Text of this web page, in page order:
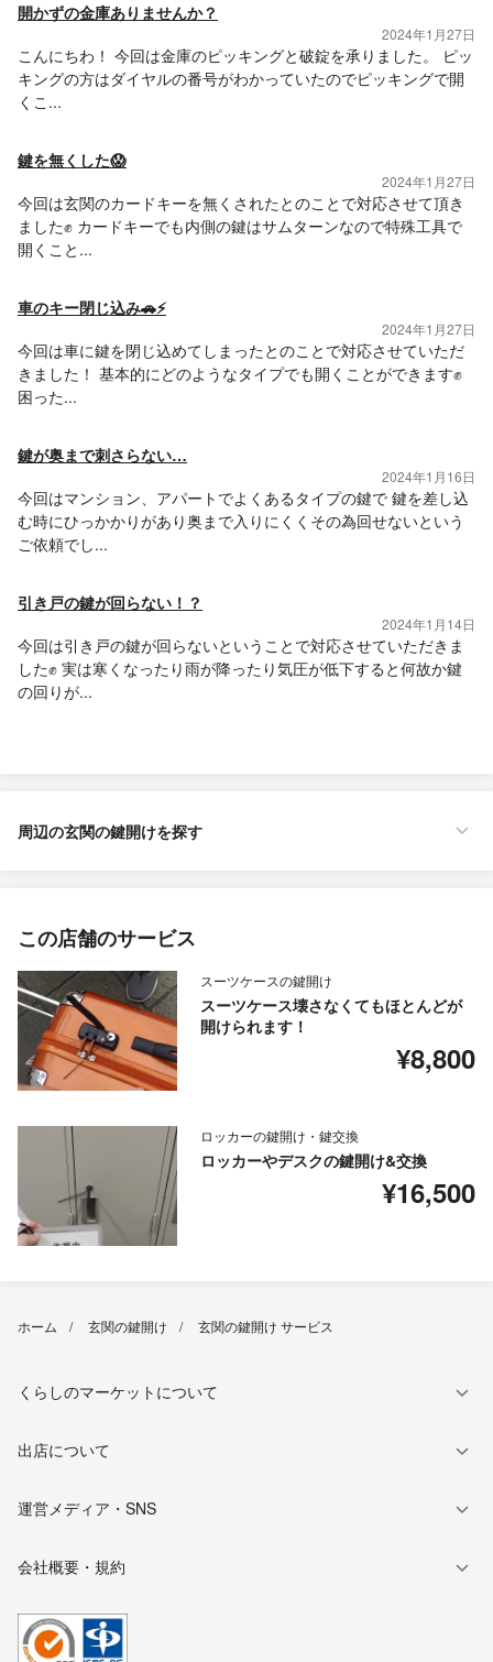
開かずの金庫ありませんか？
2024年1月27日
こんにちわ！ 今回は金庫のピッキングと破錠を承りました。 ピッ
キングの方はダイヤルの番号がわかっていたのでピッキングで開
くこ...
鍵を無くした😱
2024年1月27日
今回は玄関のカードキーを無くされたとのことで対応させて頂き
ました✊ カードキーでも内側の鍵はサムターンなので特殊工具で
開くこと...
車のキー閉じ込み🚗⚡️
2024年1月27日
今回は車に鍵を閉じ込めてしまったとのことで対応させていただ
きました！ 基本的にどのようなタイプでも開くことができます✊
困った...
鍵が奥まで刺さらない…
2024年1月16日
今回はマンション、アパートでよくあるタイプの鍵で 鍵を差し込
む時にひっかかりがあり奥まで入りにくくその為回せないという
ご依頼でし...
引き戸の鍵が回らない！？
2024年1月14日
今回は引き戸の鍵が回らないということで対応させていただきま
した✊ 実は寒くなったり雨が降ったり気圧が低下すると何故か鍵
の回りが...
周辺の玄関の鍵開けを探す
この店舗のサービス
スーツケースの鍵開け
スーツケース壊さなくてもほとんどが
開けられます！
¥8,800
ロッカーの鍵開け・鍵交換
ロッカーやデスクの鍵開け&交換
¥16,500
ホーム 玄関の鍵開け 玄関の鍵開け サービス
くらしのマーケットについて
出店について
運営メディア・SNS
会社概要・規約